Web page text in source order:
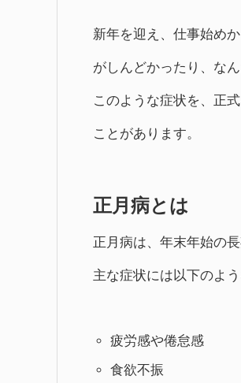
新年を迎え、仕事始め
がしんどかったり、な
このような症状を、正
ことがあります。
正月病とは
正月病は、年末年始の
主な症状には以下のよ
疲労感や倦怠感
食欲不振